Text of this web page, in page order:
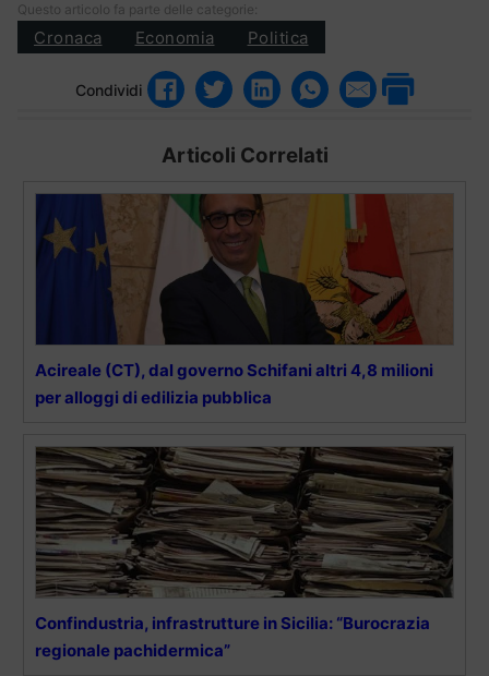
Questo articolo fa parte delle categorie:
Cronaca Economia Politica
Condividi
Articoli Correlati
Acireale (CT), dal governo Schifani altri 4,8 milioni
per alloggi di edilizia pubblica
Confindustria, infrastrutture in Sicilia: “Burocrazia
regionale pachidermica”